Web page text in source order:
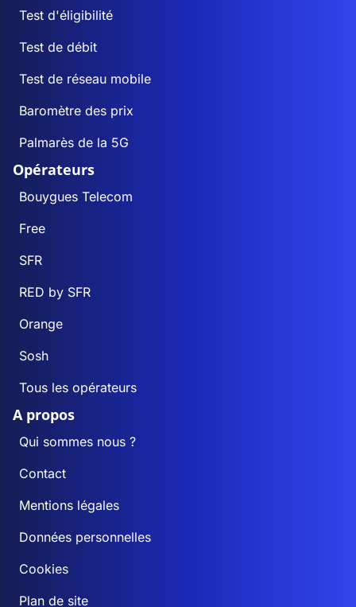
Test d'éligibilité
Test de débit
Test de réseau mobile
Baromètre des prix
Palmarès de la 5G
Opérateurs
Bouygues Telecom
Free
SFR
RED by SFR
Orange
Sosh
Tous les opérateurs
A propos
Qui sommes nous ?
Contact
Mentions légales
Données personnelles
Cookies
Plan de site